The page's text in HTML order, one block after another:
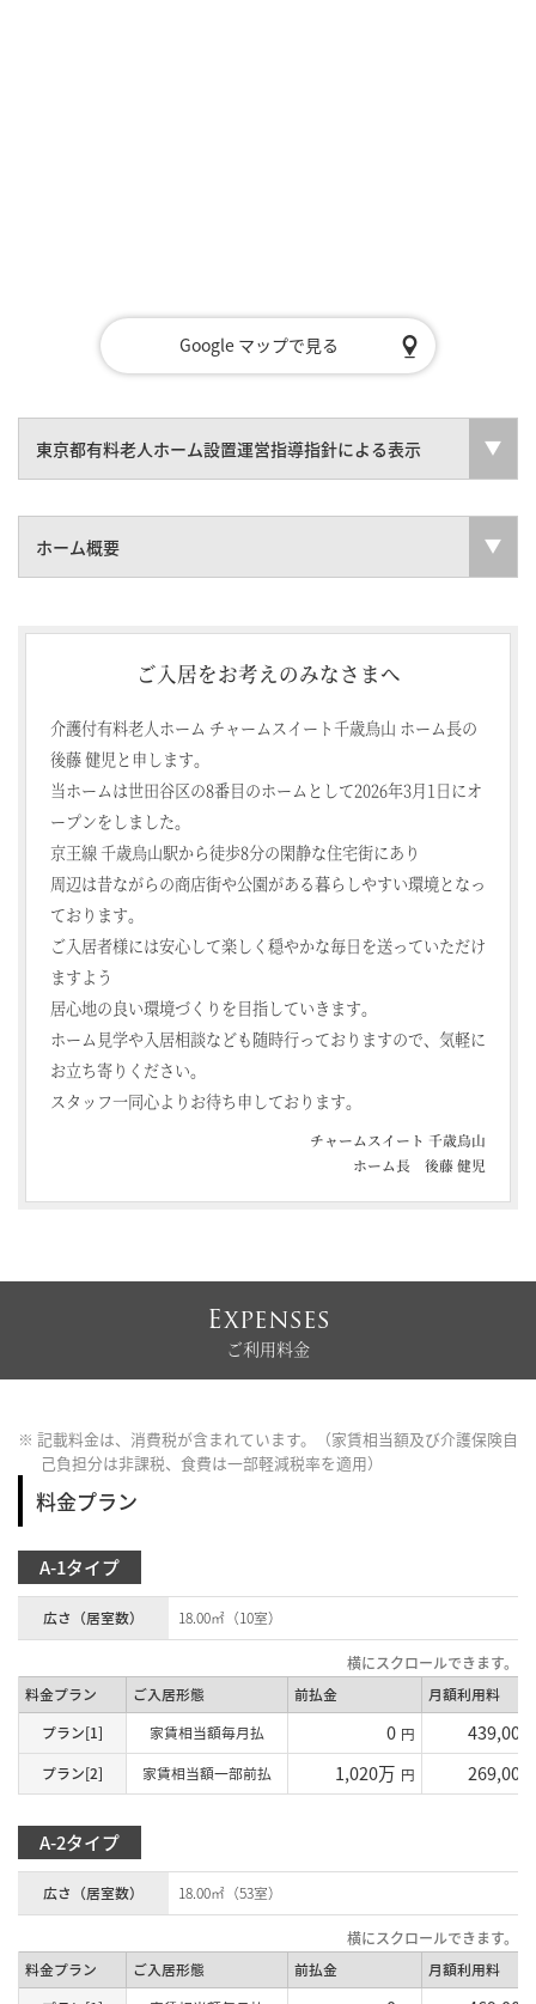
Google マップで見る
東京都有料老人ホーム設置運営指導指針による表示
ホーム概要
ご入居をお考えのみなさまへ
介護付有料老人ホーム チャームスイート千歳烏山 ホーム長の
後藤 健児と申します。
当ホームは世田谷区の8番目のホームとして2026年3月1日にオ
ープンをしました。
京王線 千歳烏山駅から徒歩8分の閑静な住宅街にあり
周辺は昔ながらの商店街や公園がある暮らしやすい環境となっ
ております。
ご入居者様には安心して楽しく穏やかな毎日を送っていただけ
ますよう
居心地の良い環境づくりを目指していきます。
ホーム見学や入居相談なども随時行っておりますので、気軽に
お立ち寄りください。
スタッフ一同心よりお待ち申しております。
チャームスイート 千歳烏山
ホーム長 後藤 健児
Expenses
ご利用料金
※ 記載料金は、消費税が含まれています。（家賃相当額及び介護保険自
己負担分は非課税、食費は一部軽減税率を適用）
料金プラン
A-1タイプ
広さ（居室数） 18.00㎡（10室）
料金プラン ご入居形態 前払金
月額利用料
プラン[1]
家賃相当額毎月払 0 円 439,000
プラン[2]
家賃相当額一部前払 1,020万 円 269,000
A-2タイプ
広さ（居室数） 18.00㎡（53室）
料金プラン ご入居形態 前払金
月額利用料